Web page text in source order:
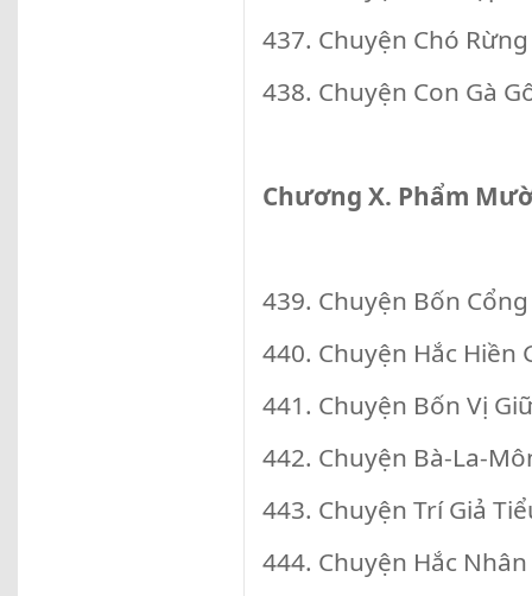
437. Chuyện Chó
438. Chuyện Con Gà
Chương X. Phẩm
439. Chuyện Bốn
440. Chuyện Hắc Hiền
441. Chuyện Bốn Vị
442. Chuyện Bà-La-
443. Chuyện Trí Giả
444. Chuyện Hắc